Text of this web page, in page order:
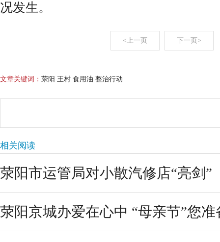
况发生。
<上一页 下一页>
文章关键词： 荥阳 王村 食用油 整治行动
相关阅读
荥阳市运管局对小散汽修店“亮剑”
荥阳京城办爱在心中 “母亲节”您